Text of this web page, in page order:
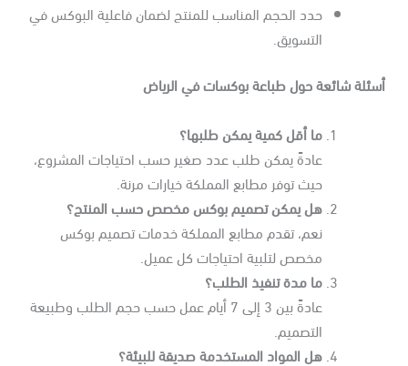
حدد الحجم المناسب للمنتج لضمان فاعلية البوكس في
التسويق.
شائعة حول طباعة بوكسات في الرياض
ما أقل كمية يمكن طلبها؟
عادةً يمكن طلب عدد صغير حسب احتياجات المشروع،
حيث توفر مطابع المملكة خيارات مرنة.
هل يمكن تصميم بوكس مخصص حسب المنتج؟
نعم، تقدم مطابع المملكة خدمات تصميم بوكس
مخصص لتلبية احتياجات كل عميل.
ما مدة تنفيذ الطلب؟
عادةً بين 3 إلى 7 أيام عمل حسب حجم الطلب وطبيعة
التصميم.
هل المواد المستخدمة صديقة للبيئة؟